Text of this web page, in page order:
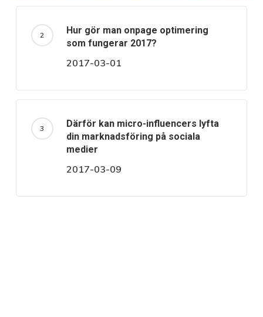
Hur gör man onpage optimering
som fungerar 2017?
2017-03-01
Därför kan micro-influencers lyfta
din marknadsföring på sociala
medier
2017-03-09